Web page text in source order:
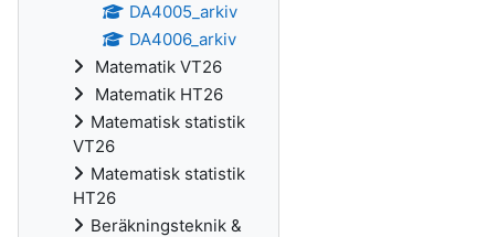
DA4005_arkiv
DA4006_arkiv
Matematik VT26
Matematik HT26
Matematisk statistik
VT26
Matematisk statistik
HT26
Beräkningsteknik &